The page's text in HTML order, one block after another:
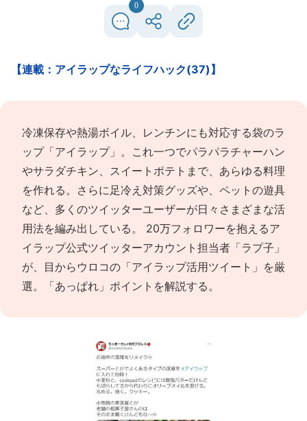
0
【連載：アイラップなライフハック(37)】
冷凍保存や熱湯ボイル、レンチンにも対応する袋のラ
ップ「アイラップ」。これ一つでパラパラチャーハン
やサラダチキン、スイートポテトまで、あらゆる料理
を作れる。さらに足冷え対策グッズや、ペットの遊具
など、多くのツイッターユーザーが日々さまざまな活
用法を編み出している。 20万フォロワーを抱えるア
イラップ公式ツイッターアカウント担当者「ラプ子」
が、目からウロコの「アイラップ活用ツイート」を厳
選。「あっぱれ」ポイントを解説する。